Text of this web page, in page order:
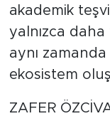
akademik
yalnızca
aynı
ekosistem
ZAFER